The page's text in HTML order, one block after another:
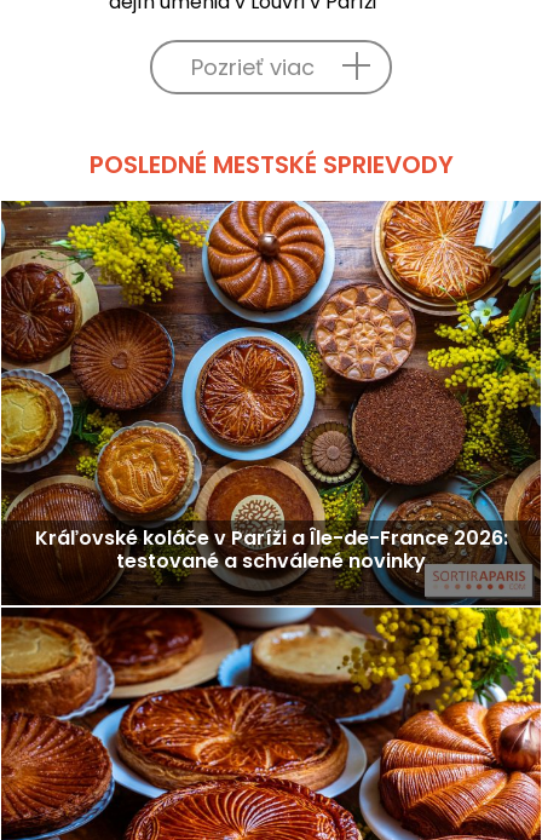
Pozrieť viac
POSLEDNÉ MESTSKÉ SPRIEVODY
Kráľovské koláče v Paríži a Île-de-France 2026:
testované a schválené novinky